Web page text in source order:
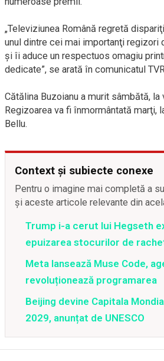
„Televiziunea Română regretă
unul dintre cei mai importanţi regizori
şi îi aduce un respectuos omagiu
dedicate”, se arată în comunicatul
Cătălina Buzoianu a murit sâmbătă, la
Regizoarea va fi înmormântată marţi,
Bellu.
Context și subiecte conexe
Pentru o imagine mai completă a
și aceste articole relevante din
Trump i-a cerut lui Hegseth
epuizarea stocurilor de
Meta lansează Muse Code,
revoluționează programarea
Beijing devine Capitala
2029, anunțat de UNESCO